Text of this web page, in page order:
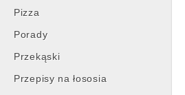
Pizza
Porady
Przekąski
Przepisy na łososia